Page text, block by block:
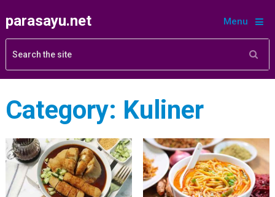
parasayu.net Menu
Category: Kuliner